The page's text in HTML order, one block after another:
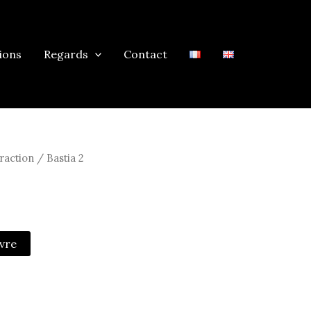
Regards Contact
/ Bastia 2